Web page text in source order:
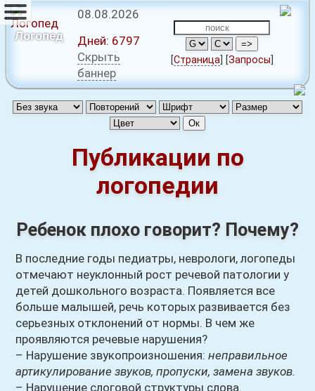
Логопед
08.08.2026
Дней: 6797
Скрыть
баннер
[Страница [Запросы
Публикации по
логопедии
Ребенок плохо говорит? Почему?
В последние годы педиатры, неврологи, логопеды
отмечают неуклонный рост речевой патологии у
детей дошкольного возраста. Появляется все
больше малышей, речь которых развивается без
серьезных отклонений от нормы. В чем же
проявляются речевые нарушения?
– Нарушение звукопроизношения:неправильное
артикулирование звуков, пропуски, замена звуков.
– Нарушение слоговой структуры слова.